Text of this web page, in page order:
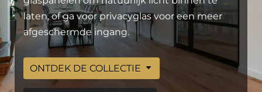
laten, of ga voor privacyglas voor een meer
afgeschermde ingang.
ONTDEK DE COLLECTIE